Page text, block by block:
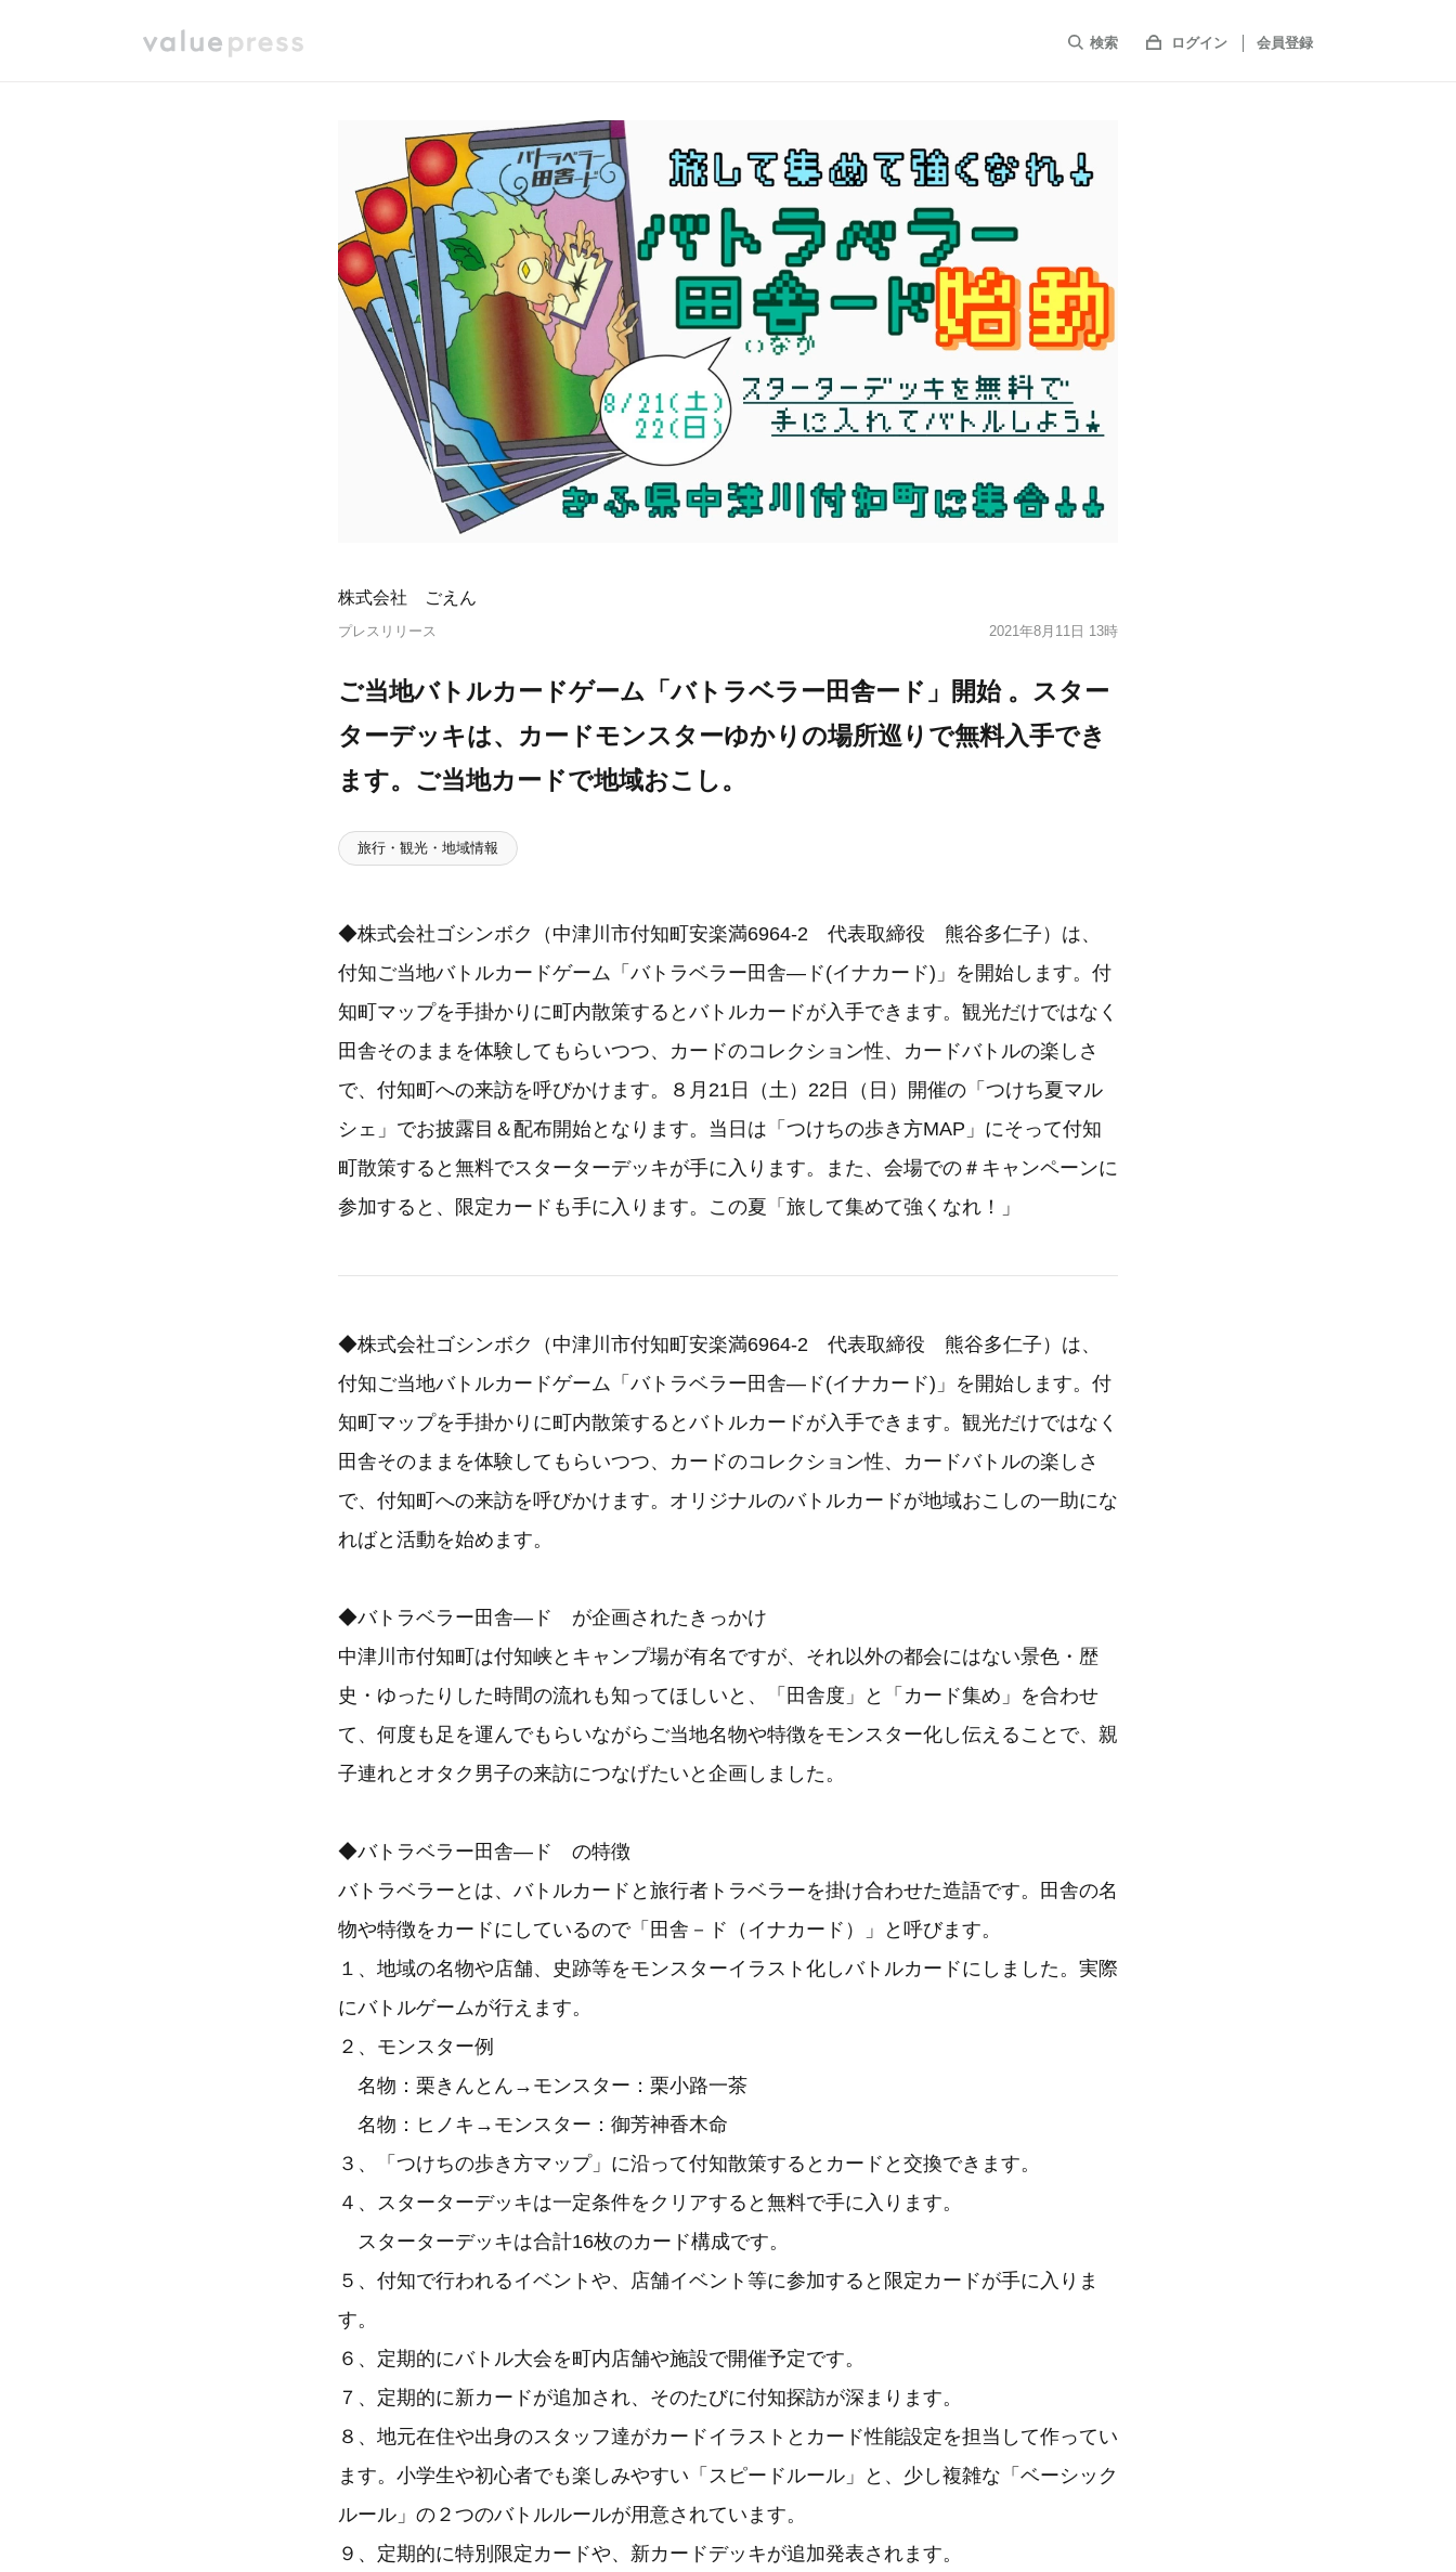
検索 ログイン 会員登録
株式会社 ごえん
プレスリリース 2021年8月11日 13時
ご当地バトルカードゲーム「バトラベラー田舎ード」開始 。スター
ターデッキは、カードモンスターゆかりの場所巡りで無料入手でき
ます。ご当地カードで地域おこし。
旅行・観光・地域情報
◆株式会社ゴシンボク（中津川市付知町安楽満6964-2 代表取締役 熊谷多仁子）は、
付知ご当地バトルカードゲーム「バトラベラー田舎―ド(イナカード)」を開始します。付
知町マップを手掛かりに町内散策するとバトルカードが入手できます。観光だけではなく
田舎そのままを体験してもらいつつ、カードのコレクション性、カードバトルの楽しさ
で、付知町への来訪を呼びかけます。８月21日（土）22日（日）開催の「つけち夏マル
シェ」でお披露目＆配布開始となります。当日は「つけちの歩き方MAP」にそって付知
町散策すると無料でスターターデッキが手に入ります。また、会場での＃キャンペーンに
参加すると、限定カードも手に入ります。この夏「旅して集めて強くなれ！」
◆株式会社ゴシンボク（中津川市付知町安楽満6964-2 代表取締役 熊谷多仁子）は、
付知ご当地バトルカードゲーム「バトラベラー田舎―ド(イナカード)」を開始します。付
知町マップを手掛かりに町内散策するとバトルカードが入手できます。観光だけではなく
田舎そのままを体験してもらいつつ、カードのコレクション性、カードバトルの楽しさ
で、付知町への来訪を呼びかけます。オリジナルのバトルカードが地域おこしの一助にな
ればと活動を始めます。
◆バトラベラー田舎―ド が企画されたきっかけ
中津川市付知町は付知峡とキャンプ場が有名ですが、それ以外の都会にはない景色・歴
史・ゆったりした時間の流れも知ってほしいと、「田舎度」と「カード集め」を合わせ
て、何度も足を運んでもらいながらご当地名物や特徴をモンスター化し伝えることで、親
子連れとオタク男子の来訪につなげたいと企画しました。
◆バトラベラー田舎―ド の特徴
バトラベラーとは、バトルカードと旅行者トラベラーを掛け合わせた造語です。田舎の名
物や特徴をカードにしているので「田舎－ド（イナカード）」と呼びます。
１、地域の名物や店舗、史跡等をモンスターイラスト化しバトルカードにしました。実際
にバトルゲームが行えます。
２、モンスター例
名物：栗きんとん→モンスター：栗小路一茶
名物：ヒノキ→モンスター：御芳神香木命
３、「つけちの歩き方マップ」に沿って付知散策するとカードと交換できます。
４、スターターデッキは一定条件をクリアすると無料で手に入ります。
スターターデッキは合計16枚のカード構成です。
５、付知で行われるイベントや、店舗イベント等に参加すると限定カードが手に入りま
す。
６、定期的にバトル大会を町内店舗や施設で開催予定です。
７、定期的に新カードが追加され、そのたびに付知探訪が深まります。
８、地元在住や出身のスタッフ達がカードイラストとカード性能設定を担当して作ってい
ます。小学生や初心者でも楽しみやすい「スピードルール」と、少し複雑な「ベーシック
ルール」の２つのバトルルールが用意されています。
９、定期的に特別限定カードや、新カードデッキが追加発表されます。